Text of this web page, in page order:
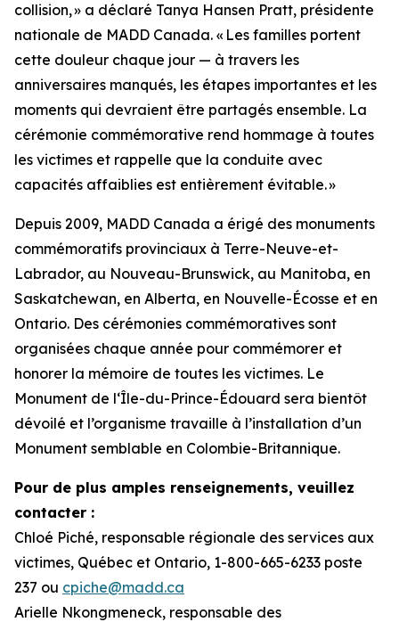
collision, » a déclaré Tanya Hansen Pratt, présidente
nationale de MADD Canada. « Les familles portent
cette douleur chaque jour — à travers les
anniversaires manqués, les étapes importantes et les
moments qui devraient être partagés ensemble. La
cérémonie commémorative rend hommage à toutes
les victimes et rappelle que la conduite avec
capacités affaiblies est entièrement évitable. »
Depuis 2009, MADD Canada a érigé des monuments
commémoratifs provinciaux à Terre-Neuve-et-
Labrador, au Nouveau-Brunswick, au Manitoba, en
Saskatchewan, en Alberta, en Nouvelle-Écosse et en
Ontario. Des cérémonies commémoratives sont
organisées chaque année pour commémorer et
honorer la mémoire de toutes les victimes. Le
Monument de l‘Île-du-Prince-Édouard sera bientôt
dévoilé et l’organisme travaille à l’installation d’un
Monument semblable en Colombie-Britannique.
Pour de plus amples renseignements, veuillez
contacter :
Chloé Piché, responsable régionale des services aux
victimes, Québec et Ontario, 1-800-665-6233 poste
237 ou cpiche@madd.ca
Arielle Nkongmeneck, responsable des